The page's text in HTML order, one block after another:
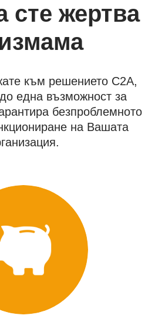
сте жертва
към решението C2A,
една възможност за
безпроблемното
на Вашата